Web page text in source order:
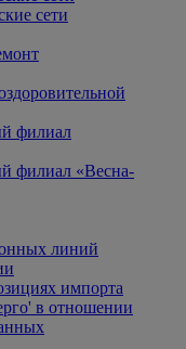
сети
филиал
филиал «Весна-
линий
импорта
в отношении